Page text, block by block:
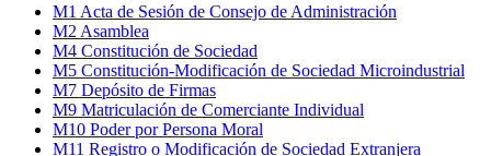
M1 Acta de Sesión de Consejo de Administración
M2 Asamblea
M4 Constitución de Sociedad
M5 Constitución-Modificación de Sociedad Microindustrial
M7 Depósito de Firmas
M9 Matriculación de Comerciante Individual
M10 Poder por Persona Moral
M11 Registro o Modificación de Sociedad Extranjera